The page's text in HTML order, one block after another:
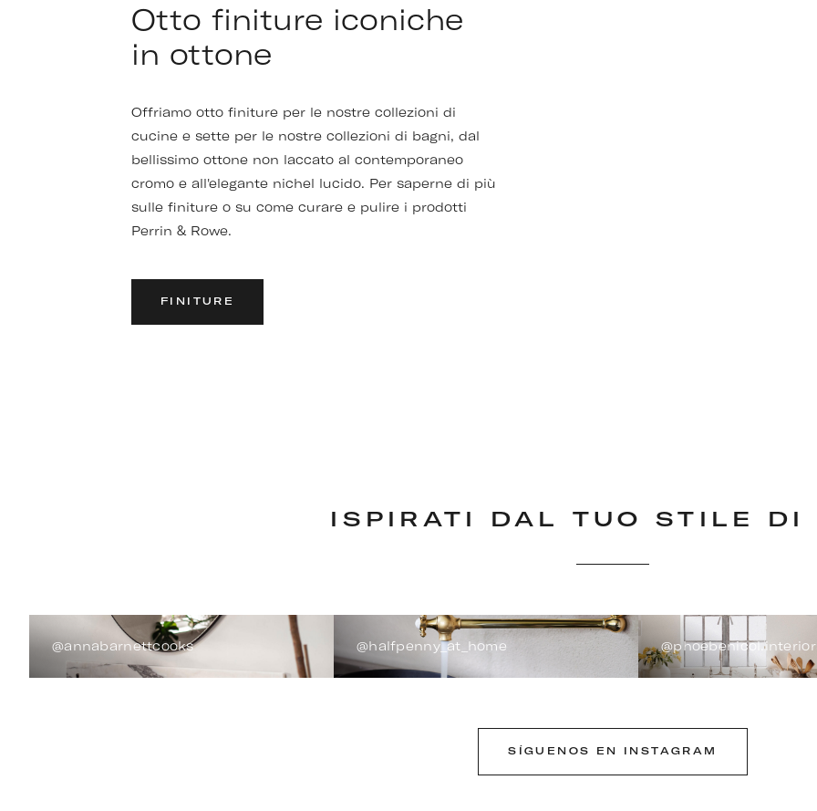
Otto finiture iconiche
in ottone
Offriamo otto finiture per le nostre collezioni di
cucine e sette per le nostre collezioni di bagni, dal
bellissimo ottone non laccato al contemporaneo
cromo e all'elegante nichel lucido. Per saperne di più
sulle finiture o su come curare e pulire i prodotti
Perrin & Rowe.
FINITURE
ISPIRATI DAL TUO STILE DI
@annabarnettcooks @halfpenny_at_home
SÍGUENOS EN INSTAGRAM